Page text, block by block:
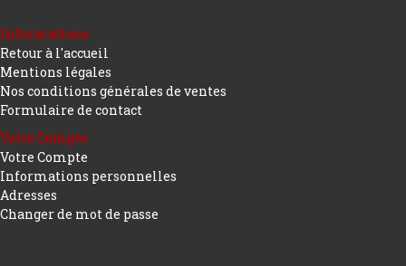
Informations
Retour à l'accueil
Mentions légales
Nos conditions générales de ventes
Formulaire de contact
Votre Compte
Votre Compte
Informations personnelles
Adresses
Changer de mot de passe